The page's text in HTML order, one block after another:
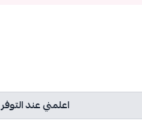
اعلمني عند التوفر